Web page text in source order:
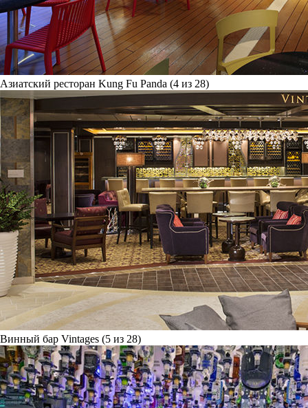
Азиатский ресторан Kung Fu Panda (4 из 28)
Винный бар Vintages (5 из 28)